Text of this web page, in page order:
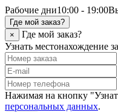
Рабочие дни10:00 - 19:00
Где мой заказ?
×
Где мой заказ?
Узнать местонахождение
Нажимая на кнопку
персональных данных.